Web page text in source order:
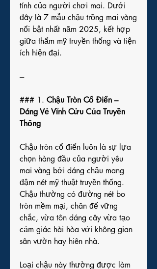
tính của người chơi mai. Dưới
đây là 7 mẫu chậu trồng mai vàng
nổi bật nhất năm 2025, kết hợp
giữa thẩm mỹ truyền thống và tiện
ích hiện đại.
---
### 1. Chậu Tròn Cổ Điển –
Dáng Vẻ Vĩnh Cửu Của Truyền
Thống
Chậu tròn cổ điển luôn là sự lựa
chọn hàng đầu của người yêu
mai vàng bởi dáng chậu mang
đậm nét mỹ thuật truyền thống.
Chậu thường có đường nét bo
tròn mềm mại, chân đế vững
chắc, vừa tôn dáng cây vừa tạo
cảm giác hài hòa với không gian
sân vườn hay hiên nhà.
Loại chậu này thường được làm